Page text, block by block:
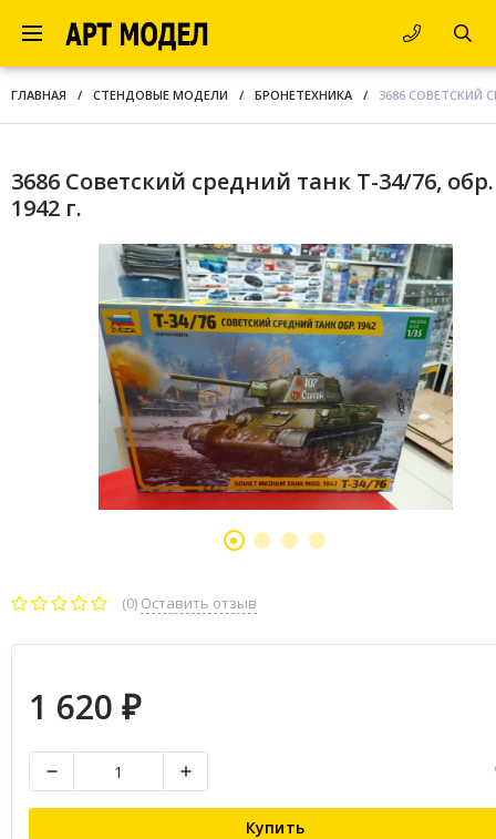
ГЛАВНАЯ / СТЕНДОВЫЕ МОДЕЛИ / БРОНЕТЕХНИКА / 3686 СОВЕТСКИЙ
3686 Советский средний танк Т-34/76, обр.
1942 г.
(0) Оставить отзыв
1 620 ₽
Купить